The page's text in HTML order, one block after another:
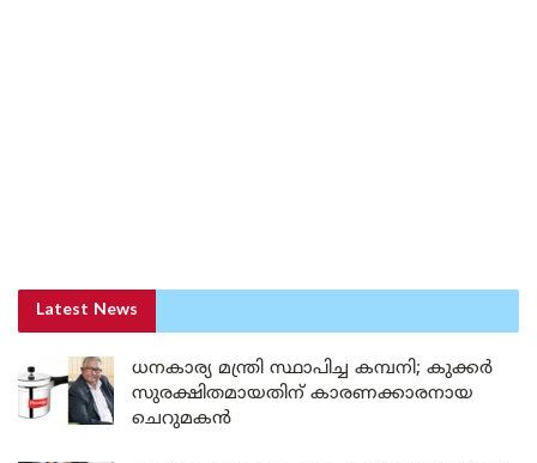
Latest News
ധനകാര്യ മന്ത്രി സ്ഥാപിച്ച കമ്പനി; കുക്കർ
സുരക്ഷിതമായതിന് കാരണക്കാരനായ
ചെറുമകൻ